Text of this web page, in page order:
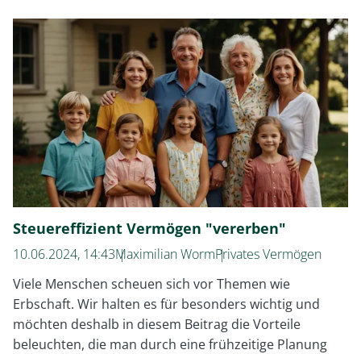
Quartalsrückblick
2024
Steuereffizient Vermögen "vererben"
10.06.2024, 14:43Maximilian WormPrivates Vermögen
Viele Menschen scheuen sich vor Themen wie
Erbschaft. Wir halten es für besonders wichtig und
möchten deshalb in diesem Beitrag die Vorteile
beleuchten, die man durch eine frühzeitige Planung